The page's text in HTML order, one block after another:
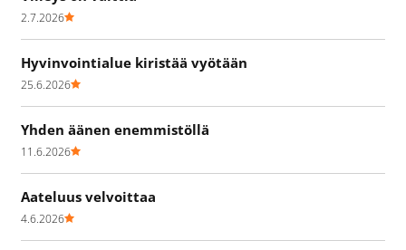
2.7.2026
Hyvinvointialue kiristää vyötään
25.6.2026
Yhden äänen enemmistöllä
11.6.2026
Aateluus velvoittaa
4.6.2026